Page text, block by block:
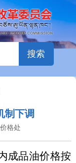
搜索
制下调
价格处
成品油价格按